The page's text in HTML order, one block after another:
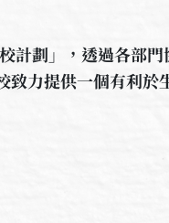
計劃」，透過各部
力提供一個有利於